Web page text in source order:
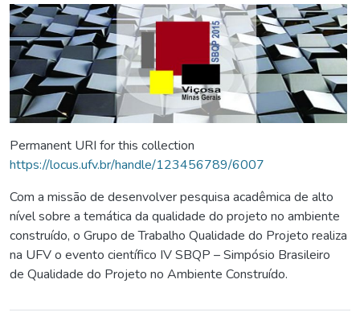
Permanent URI for this collection
https://locus.ufv.br/handle/123456789/6007
Com a missão de desenvolver pesquisa acadêmica de alto
nível sobre a temática da qualidade do projeto no ambiente
construído, o Grupo de Trabalho Qualidade do Projeto realiza
na UFV o evento científico IV SBQP – Simpósio Brasileiro
de Qualidade do Projeto no Ambiente Construído.